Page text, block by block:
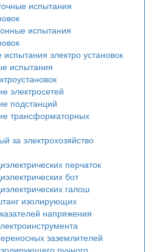
испытания
испытания
электро установок
испытания
электросетей
подстанций
трансформаторных
за электрохозяйство
перчаток
бот
галош
изолирующих
напряжения
заземлителей